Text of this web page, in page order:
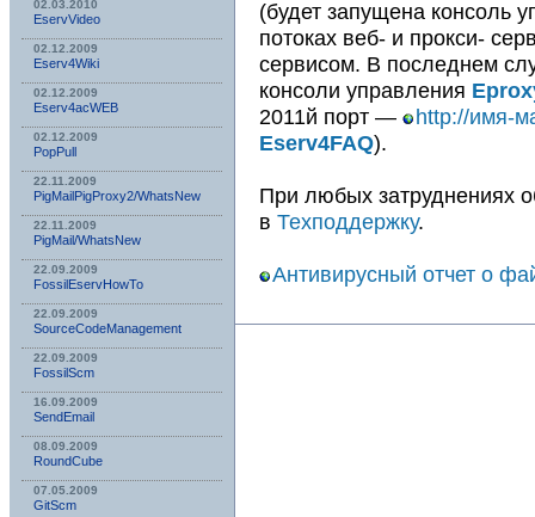
02.03.2010
EservVideo
02.12.2009
Eserv4Wiki
02.12.2009
Eserv4acWEB
02.12.2009
PopPull
22.11.2009
PigMailPigProxy2/WhatsNew
22.11.2009
PigMail/WhatsNew
22.09.2009
FossilEservHowTo
22.09.2009
SourceCodeManagement
22.09.2009
FossilScm
16.09.2009
SendEmail
08.09.2009
RoundCube
07.05.2009
GitScm
(будет запущена консоль
потоках веб- и прокси-
сервисом. В последнем
консоли управления
2011й порт —
http://имя-
Eserv4FAQ).
При любых затруднениях
в Техподдержку.
Антивирусный отчет о